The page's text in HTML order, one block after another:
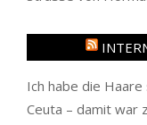
Ich habe die Haare
Ceuta – damit war